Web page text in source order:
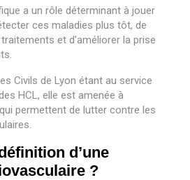
a un rôle déterminant à jouer
ces maladies plus tôt, de
et d’améliorer la prise
Civils de Lyon étant au service
HCL, elle est amenée à
permettent de lutter contre les
d’une
?